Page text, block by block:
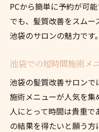
PCから簡単に予約が可
でも、髪質改善をスムー
池袋のサロンの魅力です。
池袋での短時間施術メ
池袋の髪質改善サロン
施術メニューが人気を
人にとって時間は貴重
の結果を得たいと願う